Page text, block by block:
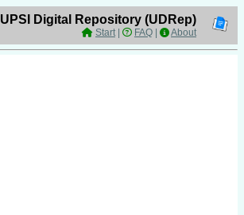
UPSI Digital Repository (UDRep)
Start| FAQ About